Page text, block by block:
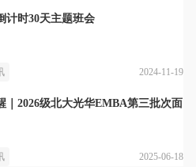
计时30天主题班会
2024-11-19
｜2026级北大光华EMBA第三批次面
2025-06-18